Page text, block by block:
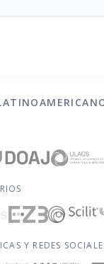
Y REDES